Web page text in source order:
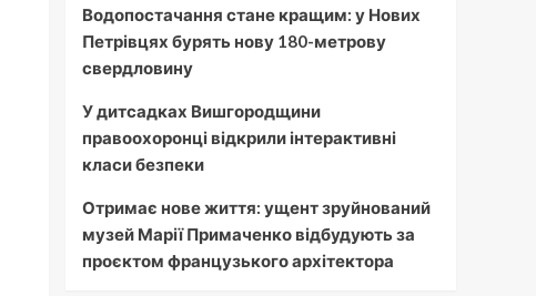
Водопостачання стане кращим: у Нових
Петрівцях бурять нову 180-метрову
свердловину
У дитсадках Вишгородщини
правоохоронці відкрили інтерактивні
класи безпеки
Отримає нове життя: ущент зруйнований
музей Марії Примаченко відбудують за
проєктом французького архітектора